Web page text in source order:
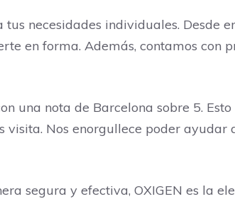
necesidades individuales. Desde
en forma. Además, contamos con
una nota de Barcelona sobre 5.
Nos enorgullece poder ayudar
segura y efectiva, OXIGEN es la